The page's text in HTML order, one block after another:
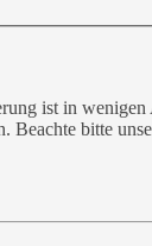
ist in
bitte